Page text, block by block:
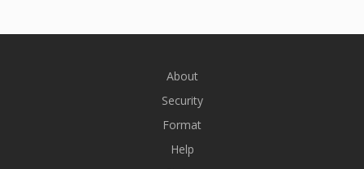
About
Security
Format
Help